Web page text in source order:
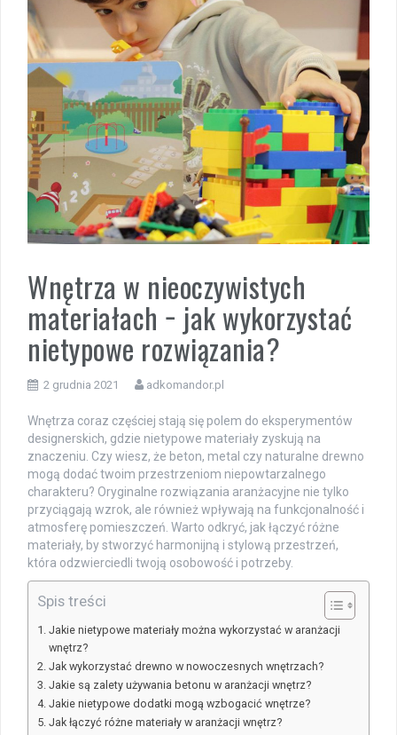
Wnętrza w nieoczywistych
materiałach − jak wykorzystać
nietypowe rozwiązania?
2 grudnia 2021 adkomandor.pl
Wnętrza coraz częściej stają się polem do eksperymentów
designerskich, gdzie nietypowe materiały zyskują na
znaczeniu. Czy wiesz, że beton, metal czy naturalne drewno
mogą dodać twoim przestrzeniom niepowtarzalnego
charakteru? Oryginalne rozwiązania aranżacyjne nie tylko
przyciągają wzrok, ale również wpływają na funkcjonalność i
atmosferę pomieszczeń. Warto odkryć, jak łączyć różne
materiały, by stworzyć harmonijną i stylową przestrzeń,
która odzwierciedli twoją osobowość i potrzeby.
Spis treści
Jakie nietypowe materiały można wykorzystać w aranżacji
wnętrz?
Jak wykorzystać drewno w nowoczesnych wnętrzach?
Jakie są zalety używania betonu w aranżacji wnętrz?
Jakie nietypowe dodatki mogą wzbogacić wnętrze?
Jak łączyć różne materiały w aranżacji wnętrz?